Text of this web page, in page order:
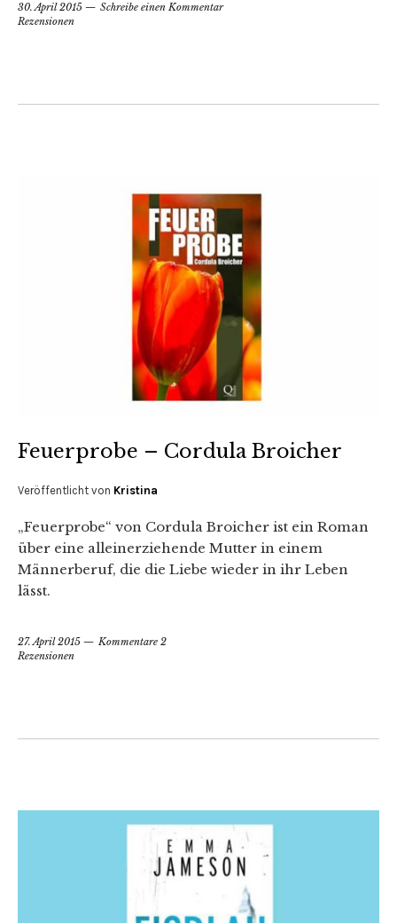
30. April 2015
Schreibe einen Kommentar
Rezensionen
Feuerprobe – Cordula Broicher
Veröffentlicht von Kristina
„Feuerprobe“ von Cordula Broicher ist ein Roman
über eine alleinerziehende Mutter in einem
Männerberuf, die die Liebe wieder in ihr Leben
lässt.
27. April 2015
Kommentare 2
Rezensionen